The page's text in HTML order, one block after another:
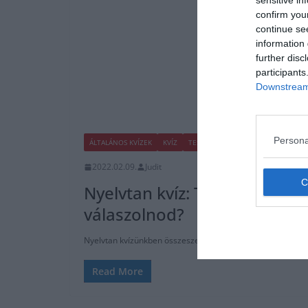
confirm
continue
information
further
ÁLTALÁNOS KVÍZEK KVÍZ TESZT
2022.02.09. Judit
Nyelvtan kvíz: Tudod minek
válaszolnod?
Nyelvtan kvízünkben összeszedtünk pár ismert rövidítést,
Read More